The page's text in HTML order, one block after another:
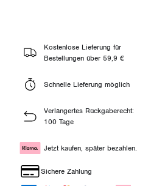
Kostenlose Lieferung für
Bestellungen über 59,9 €
Schnelle Lieferung möglich
Verlängertes Rückgaberecht:
100 Tage
Jetzt kaufen, später bezahlen.
Sichere Zahlung